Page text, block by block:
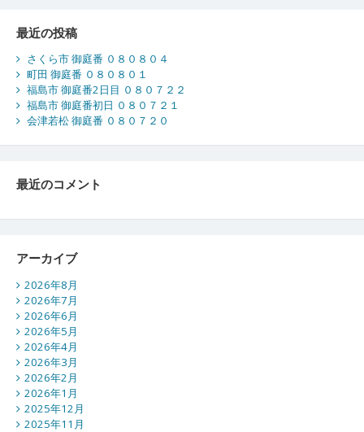
最近の投稿
さくら市 御庭番 ０８０８０４
町田 御庭番 ０８０８０１
福島市 御庭番2日目 ０８０７２２
福島市 御庭番初日 ０８０７２１
会津若松 御庭番 ０８０７２０
最近のコメント
アーカイブ
2026年8月
2026年7月
2026年6月
2026年5月
2026年4月
2026年3月
2026年2月
2026年1月
2025年12月
2025年11月